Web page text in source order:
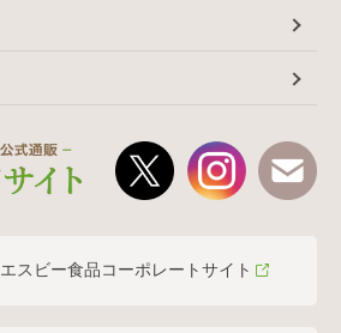
エスビー食品コーポレートサイト